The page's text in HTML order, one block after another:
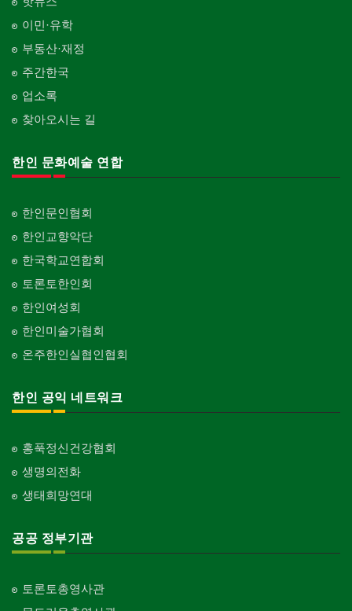
이민·유학
부동산·재정
주간한국
업소록
찾아오시는 길
한인 문화예술 연합
한인문인협회
한인교향악단
한국학교연합회
토론토한인회
한인여성회
한인미술가협회
온주한인실협인협회
한인 공익 네트워크
홍푹정신건강협회
생명의전화
생태희망연대
공공 정부기관
토론토총영사관